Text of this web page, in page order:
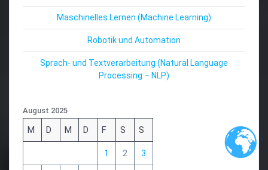
Maschinelles Lernen (Machine Learning)
Robotik und Automation
Sprach- und Textverarbeitung (Natural Language
Processing – NLP)
August 2025
M D M D F S S
1 2 3